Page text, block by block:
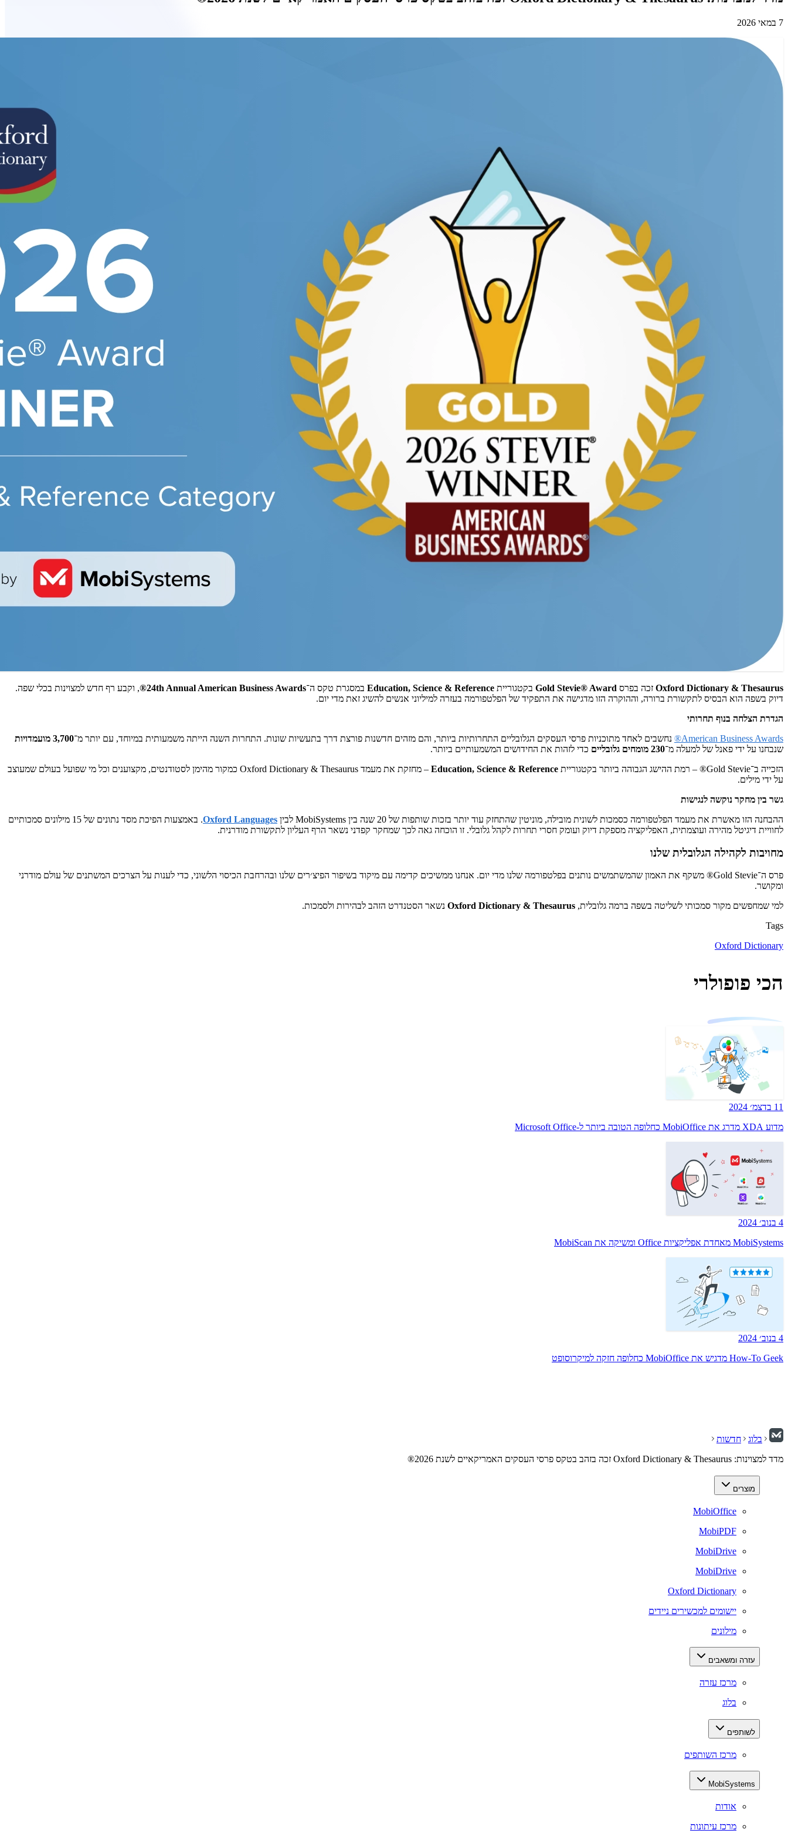
7 במאי 2026
Oxford Dictionary & Thesaurus זכה בפרס Gold Stevie® Award בקטגוריית Education, Science & Reference במסגרת טקס ה־24th Annual American Business Awards®
, וקבע רף חדש למצוינות בכלי שפה.
דיוק בשפה הוא הבסיס לתקשורת ברורה, וההוקרה הזו מדגישה את התפקיד של הפלטפורמה בעזרה למיליוני אנשים להשיג זאת מדי יום.
הגדרת הצלחה בנוף תחרותי
American Business Awards®
נחשבים לאחד מתוכניות פרסי העסקים הגלובליים התחרותיות ביותר, והם מזהים חדשנות פורצת דרך בתעשיות שונות. התחרות השנה הייתה משמעותית במיוחד, עם יותר מ־3,700 מועמדויות
שנבחנו על ידי פאנל של למעלה מ־230 מומחים גלובליים
כדי לזהות את החידושים המשמעותיים ביותר.
הזכייה ב־Gold Stevie® – רמת ההישג הגבוהה ביותר בקטגוריית
Education, Science & Reference
– מחזקת את מעמד Oxford Dictionary & Thesaurus כמקור מהימן לסטודנטים, מקצוענים וכל מי שפועל בעולם שמעוצב
על ידי מילים.
גשר בין מחקר נוקשה לנגישות
ההבחנה הזו מאשרת את מעמד הפלטפורמה כסמכות לשונית מובילה, מוניטין שהתחזק עוד יותר בזכות שותפות של 20 שנה בין MobiSystems לבין
Oxford Languages
. באמצעות הפיכת מסד נתונים של 15 מילונים סמכותיים
לחוויית דיגיטל מהירה ועוצמתית, האפליקציה מספקת דיוק ועומק חסרי תחרות לקהל גלובלי. זו הוכחה גאה לכך שמחקר קפדני נשאר הרף העליון לתקשורת מודרנית.
מחויבות לקהילה הגלובלית שלנו
פרס ה־Gold Stevie® משקף את האמון שהמשתמשים נותנים בפלטפורמה שלנו מדי יום. אנחנו ממשיכים קדימה עם מיקוד בשיפור הפיצ׳רים שלנו ובהרחבת הכיסוי הלשוני, כדי לענות על הצרכים המשתנים של עולם מודרני
ומקושר.
למי שמחפשים מקור סמכותי לשליטה בשפה ברמה גלובלית, Oxford Dictionary & Thesaurus נשאר הסטנדרט הזהב לבהירות ולסמכות.
Tags
Oxford Dictionary
הכי פופולרי
11 בדצמ׳ 2024
מדוע XDA מדרג את MobiOffice כחלופה הטובה ביותר ל-Microsoft Office
4 בנוב׳ 2024
MobiSystems מאחדת אפליקציות Office ומשיקה את MobiScan
4 בנוב׳ 2024
How-To Geek מדגיש את MobiOffice כחלופה חזקה למיקרוסופט
בלוג
חדשות
מדד למצוינות: Oxford Dictionary & Thesaurus זכה בזהב בטקס פרסי העסקים האמריקאיים לשנת 2026®
מוצרים
MobiOffice
MobiPDF
MobiDrive
MobiDrive
Oxford Dictionary
יישומים למכשירים ניידים
מילונים
עזרה ומשאבים
מרכז עזרה
בלוג
לשותפים
מרכז השותפים
MobiSystems
אודות
מרכז עיתונות